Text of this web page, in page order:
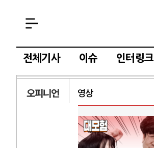
전체기사 이슈 인터링크
오피니언 영상